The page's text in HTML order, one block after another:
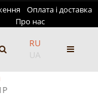
Оплата і доставка
Про нас
RU
UA